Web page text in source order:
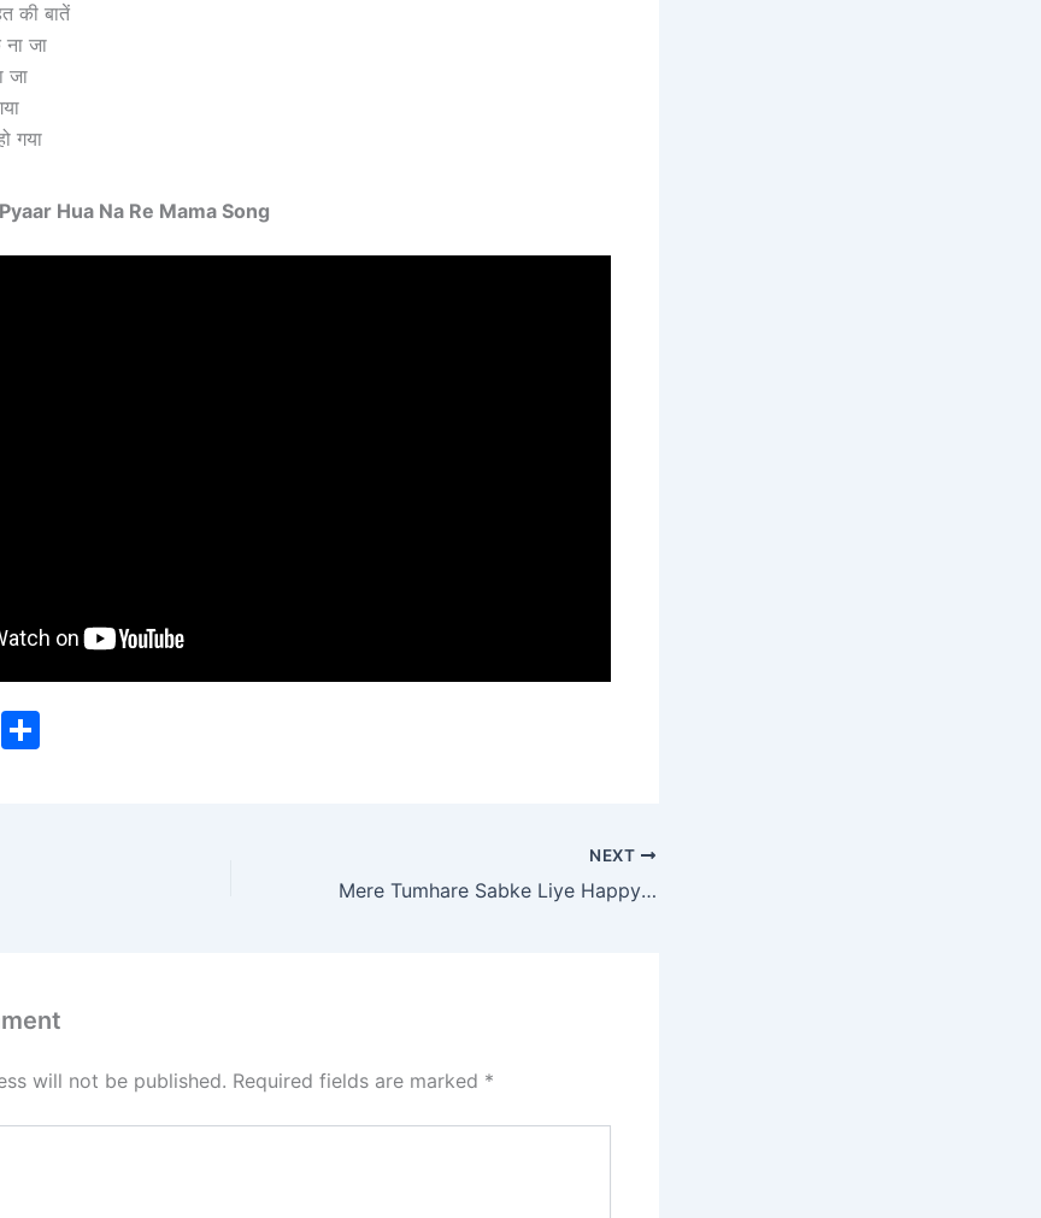
की बातें
जा
जा
गया
– Pyaar Hua Na Re Mama Song
E
NEXT
Mere Tumhare Sabke Liye Happy Diwali
will not be published. Required fields are marked *